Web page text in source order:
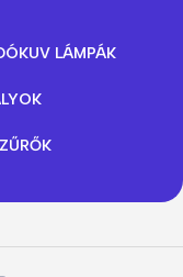
UV LÁMPÁK